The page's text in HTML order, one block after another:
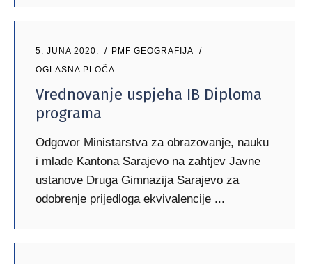
5. JUNA 2020.
PMF GEOGRAFIJA
OGLASNA PLOČA
Vrednovanje uspjeha IB Diploma
programa
Odgovor Ministarstva za obrazovanje, nauku
i mlade Kantona Sarajevo na zahtjev Javne
ustanove Druga Gimnazija Sarajevo za
odobrenje prijedloga ekvivalencije